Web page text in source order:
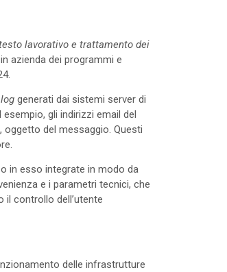
lavorativo e trattamento dei
azienda dei programmi e
log generati dai sistemi server di
esempio, gli indirizzi email del
oggetto del messaggio. Questi
in esso integrate in modo da
e i parametri tecnici, che
controllo dell’utente
delle infrastrutture